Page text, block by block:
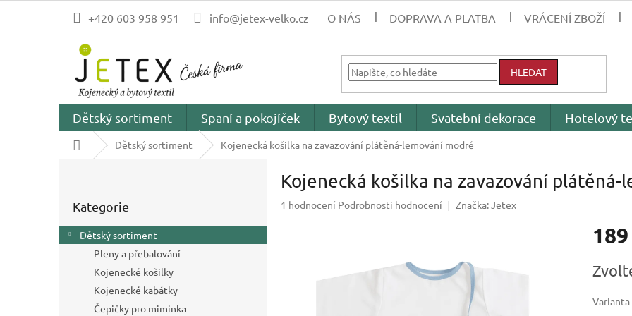
obsah
+420 603 958 951 info@jetex-velko.cz O NÁS DOPRAVA A PLATBA VRÁCENÍ ZBOŽÍ
HLEDAT
Dětský sortiment Spaní a pokojíček Bytový textil Svatební dekorace Hotelový
Domů Dětský sortiment Kojenecká košilka na zavazování plátěná-lemování modré
r
a
kategorie
Kategorie
Dětský sortiment
Pleny a přebalování
Kojenecké košilky
Kojenecké kabátky
Čepičky pro miminka
Kojenecká košilka na zavazování plátěná-
Průměrné
1 hodnocení Podrobnosti hodnocení Značka:Jetex
cena:
Varianta